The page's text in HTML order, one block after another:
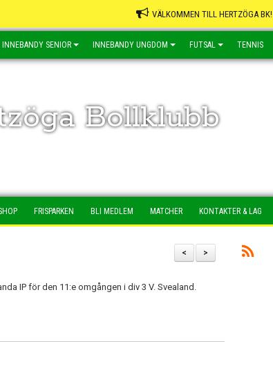
VÄLKOMMEN TILL HERTZÖGA BK!
INNEBANDY SENIOR INNEBANDY UNGDOM FUTSAL TENNIS
Bollklubb
FRISPARKEN BLI MEDLEM MATCHER KONTAKTER & LAG
>
<
IP för den 11:e omgången i div 3 V. Svealand.